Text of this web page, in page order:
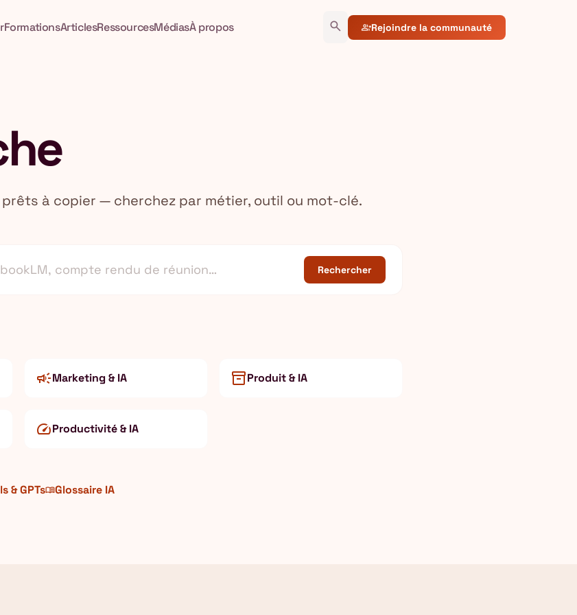
FormationsArticlesRessourcesMédiasÀ propos search group_addRejoindre la communauté
à copier — cherchez par métier, outil ou mot-clé.
Rechercher
campaignMarketing & IA inventory_2Produit & IA
speedProductivité & IA
& GPTsmenu_bookGlossaire IA